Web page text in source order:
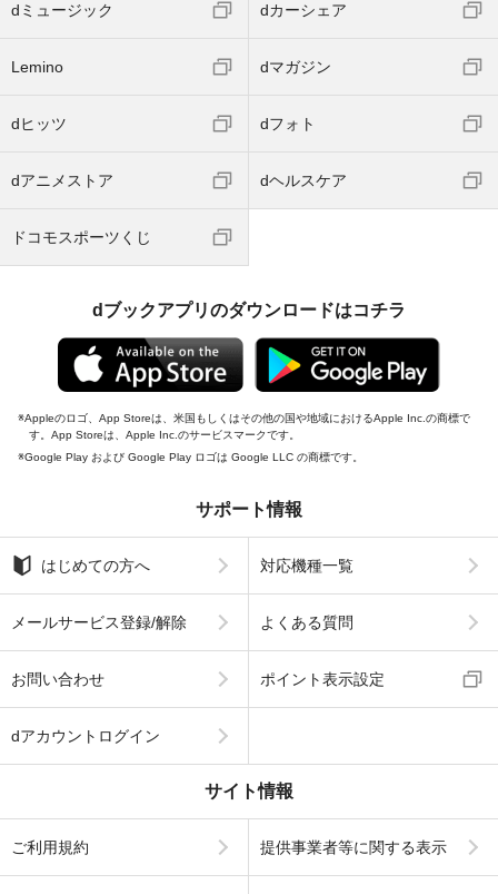
dミュージック dカーシェア
Lemino dマガジン
dヒッツ dフォト
dアニメストア dヘルスケア
ドコモスポーツくじ
dブックアプリのダウンロードはコチラ
Appleのロゴ、App Storeは、米国もしくはその他の国や地域におけるApple Inc.の商標で
す。App Storeは、Apple Inc.のサービスマークです。
Google Play および Google Play ロゴは Google LLC の商標です。
サポート情報
はじめての方へ 対応機種一覧
メールサービス登録/解除 よくある質問
お問い合わせ ポイント表示設定
dアカウントログイン
サイト情報
ご利用規約 提供事業者等に関する表示